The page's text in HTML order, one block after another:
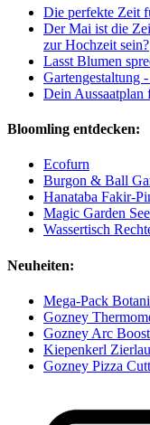
Die perfekte Zeit
Der Mai ist die
zur Hochzeit sein?
Lasst Blumen
Gartengestaltung
Dein Aussaatplan
Bloomling entdecken:
Ecofurn
Burgon & Ball
Hanataba Fakir-
Magic Garden
Wassertisch
Neuheiten:
Mega-Pack
Gozney
Gozney Arc
Kiepenkerl
Gozney Pizza